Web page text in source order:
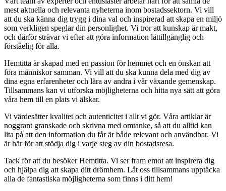
mest aktuella och relevanta nyheterna inom bostadssektorn. Vi vill
att du ska känna dig trygg i dina val och inspirerad att skapa en miljö
som verkligen speglar din personlighet. Vi tror att kunskap är makt,
och därför strävar vi efter att göra information lättillgänglig och
förståelig för alla.
Hemtitta är skapad med en passion för hemmet och en önskan att
föra människor samman. Vi vill att du ska kunna dela med dig av
dina egna erfarenheter och lära av andra i vår växande gemenskap.
Tillsammans kan vi utforska möjligheterna och hitta nya sätt att göra
våra hem till en plats vi älskar.
Vi värdesätter kvalitet och autenticitet i allt vi gör. Våra artiklar är
noggrant granskade och skrivna med omtanke, så att du alltid kan
lita på att den information du får är både relevant och användbar. Vi
är här för att stödja dig i varje steg av din bostadsresa.
Tack för att du besöker Hemtitta. Vi ser fram emot att inspirera dig
och hjälpa dig att skapa ditt drömhem. Låt oss tillsammans upptäcka
alla de fantastiska möjligheterna som finns i ditt hem!